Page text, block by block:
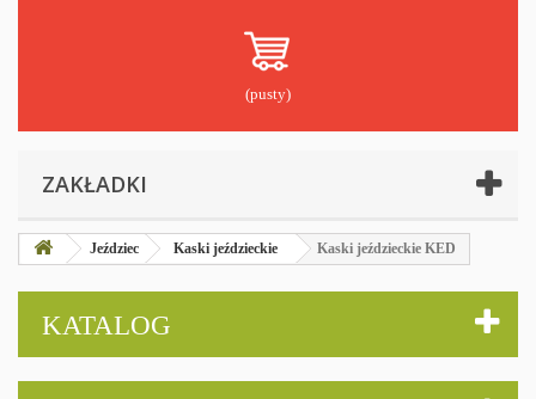
(pusty)
ZAKŁADKI
Jeździec Kaski jeździeckie Kaski jeździeckie KED
KATALOG